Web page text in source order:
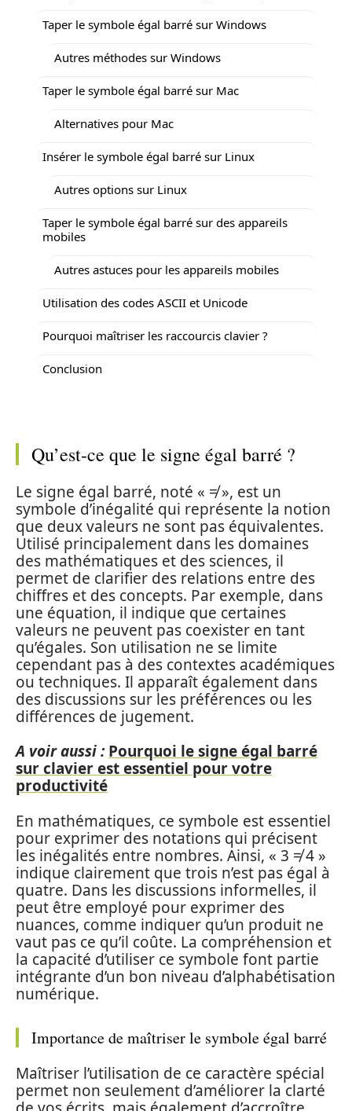
Taper le symbole égal barré sur Windows
Autres méthodes sur Windows
Taper le symbole égal barré sur Mac
Alternatives pour Mac
Insérer le symbole égal barré sur Linux
Autres options sur Linux
Taper le symbole égal barré sur des appareils
mobiles
Autres astuces pour les appareils mobiles
Utilisation des codes ASCII et Unicode
Pourquoi maîtriser les raccourcis clavier ?
Conclusion
Qu’est-ce que le signe égal barré ?
Le signe égal barré, noté « ≠ », est un
symbole d’inégalité qui représente la notion
que deux valeurs ne sont pas équivalentes.
Utilisé principalement dans les domaines
des mathématiques et des sciences, il
permet de clarifier des relations entre des
chiffres et des concepts. Par exemple, dans
une équation, il indique que certaines
valeurs ne peuvent pas coexister en tant
qu’égales. Son utilisation ne se limite
cependant pas à des contextes académiques
ou techniques. Il apparaît également dans
des discussions sur les préférences ou les
différences de jugement.
A voir aussi : Pourquoi le signe égal barré
sur clavier est essentiel pour votre
productivité
En mathématiques, ce symbole est essentiel
pour exprimer des notations qui précisent
les inégalités entre nombres. Ainsi, « 3 ≠ 4 »
indique clairement que trois n’est pas égal à
quatre. Dans les discussions informelles, il
peut être employé pour exprimer des
nuances, comme indiquer qu’un produit ne
vaut pas ce qu’il coûte. La compréhension et
la capacité d’utiliser ce symbole font partie
intégrante d’un bon niveau d’alphabétisation
numérique.
Importance de maîtriser le symbole égal barré
Maîtriser l’utilisation de ce caractère spécial
permet non seulement d’améliorer la clarté